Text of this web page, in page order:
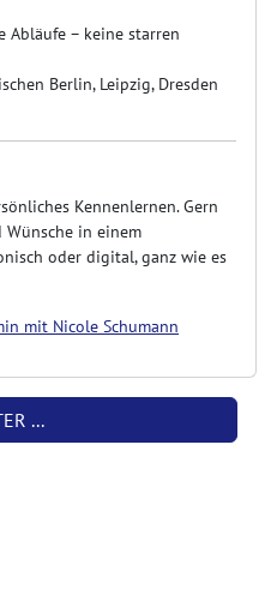
– keine starren
Berlin, Leipzig, Dresden
Kennenlernen. Gern
in einem
oder digital, ganz wie es
mit Nicole Schumann
...